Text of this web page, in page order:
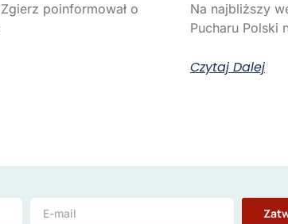
poinformował o
Na najbliższy
Pucharu Polski
Czytaj Dalej